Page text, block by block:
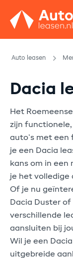
Auto leasen
Dacia
Het
zijn
auto’s met een
je een Dacia
kans om in een
je het volledige
Of je nu
Dacia Duster
verschillende
aansluiten bij
Wil je een
uitgebreide